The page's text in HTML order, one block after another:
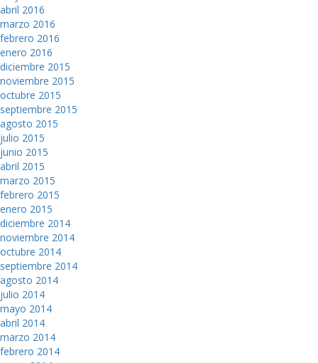
abril 2016
marzo 2016
febrero 2016
enero 2016
diciembre 2015
noviembre 2015
octubre 2015
septiembre 2015
agosto 2015
julio 2015
junio 2015
abril 2015
marzo 2015
febrero 2015
enero 2015
diciembre 2014
noviembre 2014
octubre 2014
septiembre 2014
agosto 2014
julio 2014
mayo 2014
abril 2014
marzo 2014
febrero 2014